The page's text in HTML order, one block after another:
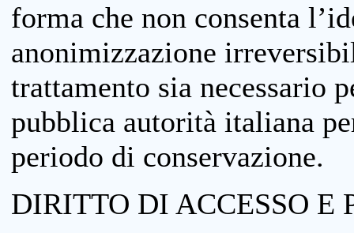
forma che non consenta
anonimizzazione
trattamento sia necessario
pubblica autorità italiana
periodo di conservazione.
DIRITTO DI ACCESSO